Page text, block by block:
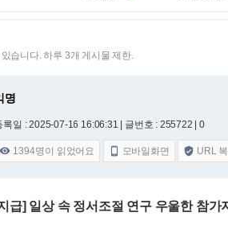
습니다. 하루 3개 게시물 제한.
명
록일 : 2025-07-16 16:06:31 | 글번호 : 255722 | 0
 1394명이 읽었어요  모바일화면  URL
급] 일상 속 정서조절 연구 우울한 참가